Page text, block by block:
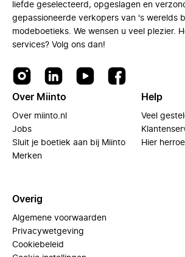
liefde geselecteerd, opgeslagen en
gepassioneerde verkopers van 's werelds
modeboetieks. We wensen u veel plezier.
services? Volg ons dan!
Over Miinto
Over miinto.nl
Jobs
Sluit je boetiek aan bij Miinto
Merken
Help
Veel
Hier
Overig
Algemene voorwaarden
Privacywetgeving
Cookiebeleid